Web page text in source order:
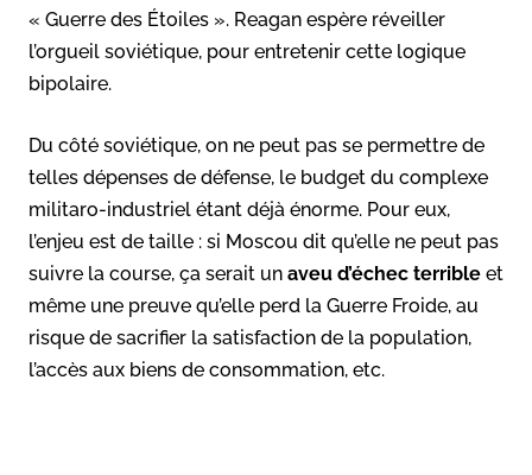
« Guerre des Étoiles ». Reagan espère réveiller
l’orgueil soviétique, pour entretenir cette logique
bipolaire.
Du côté soviétique, on ne peut pas se permettre de
telles dépenses de défense, le budget du complexe
militaro-industriel étant déjà énorme. Pour eux,
l’enjeu est de taille : si Moscou dit qu’elle ne peut pas
suivre la course, ça serait un aveu d’échec terrible et
même une preuve qu’elle perd la Guerre Froide, au
risque de sacrifier la satisfaction de la population,
l’accès aux biens de consommation, etc.